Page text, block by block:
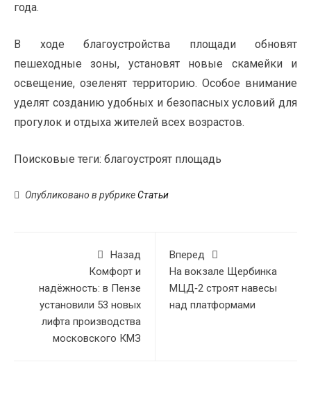
года.
В ходе благоустройства площади обновят
пешеходные зоны, установят новые скамейки и
освещение, озеленят территорию. Особое внимание
уделят созданию удобных и безопасных условий для
прогулок и отдыха жителей всех возрастов.
Поисковые теги: благоустроят площадь
Опубликовано в рубрикеСтатьи
Назад
Комфорт и
надёжность: в Пензе
установили 53 новых
лифта производства
московского КМЗ
Вперед
На вокзале Щербинка
МЦД‑2 строят навесы
над платформами